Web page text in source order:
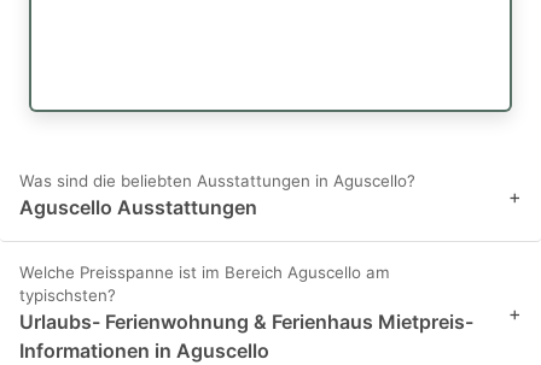
Was sind die beliebten Ausstattungen in Aguscello?
Aguscello Ausstattungen +
Welche Preisspanne ist im Bereich Aguscello am
typischsten?
Urlaubs- Ferienwohnung & Ferienhaus Mietpreis-
Informationen in Aguscello
+